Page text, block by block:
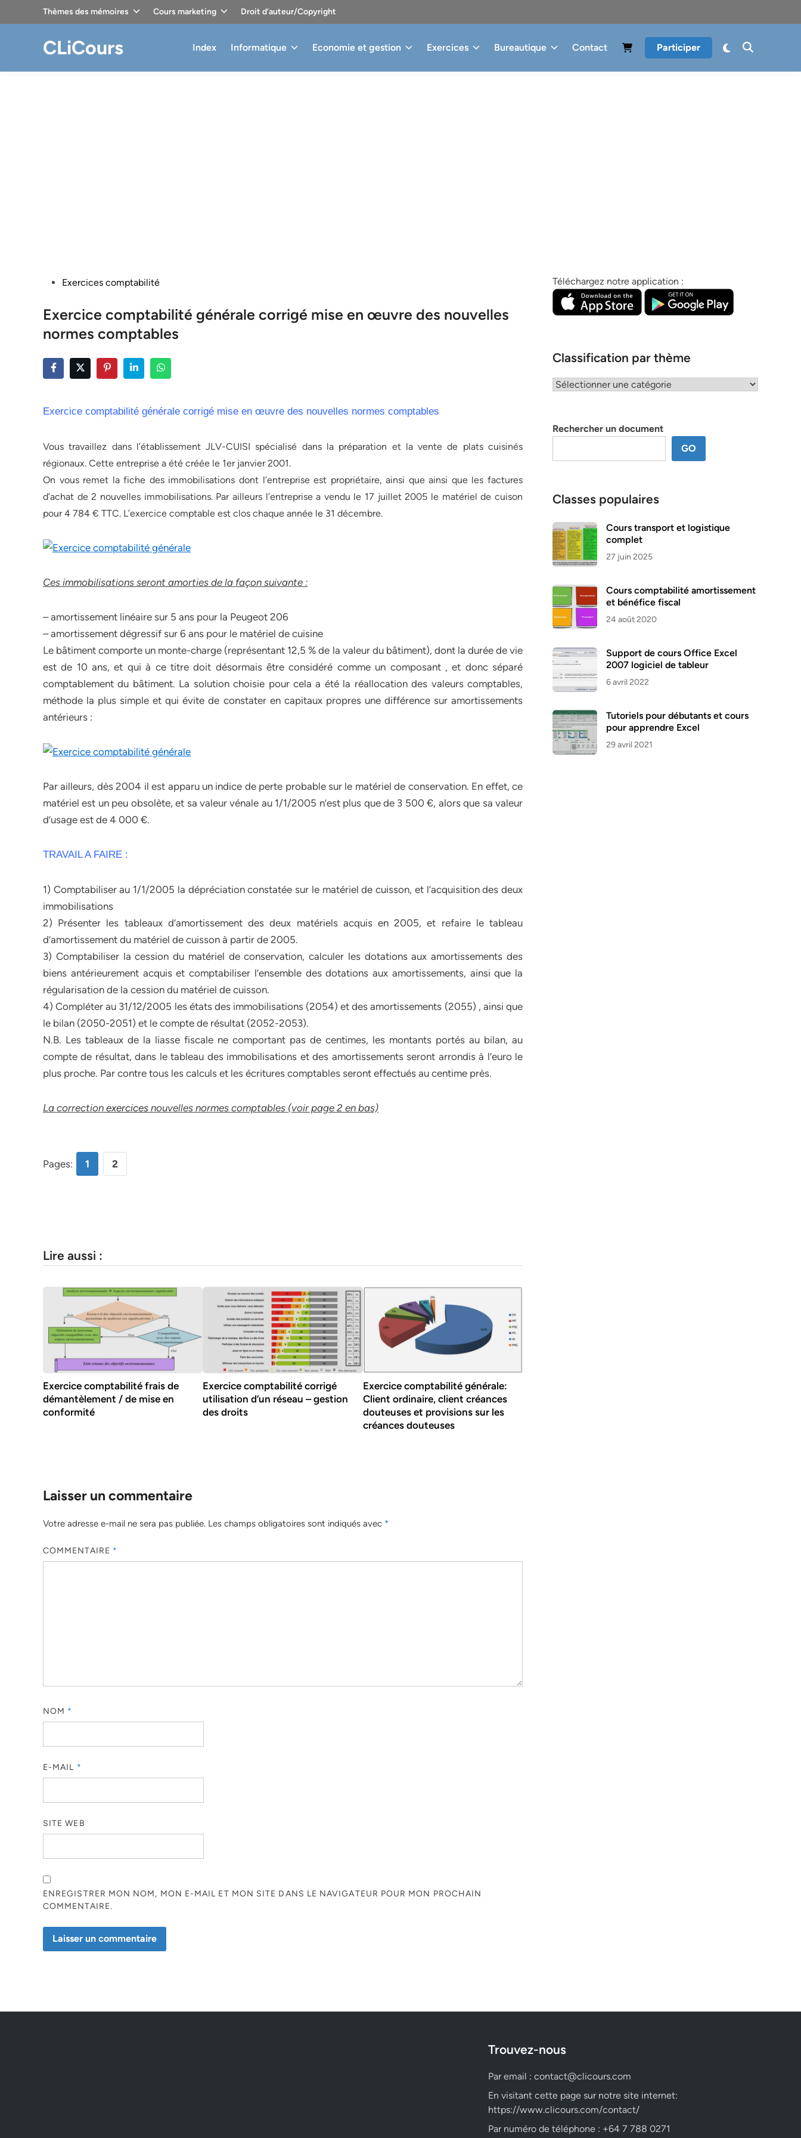
Thèmes des mémoires Cours marketing Droit d’auteur/Copyright
CLiCours Index Informatique Economie et gestion Exercices Bureautique Contact Participer
PostedExercices comptabilité
Exercice comptabilité générale corrigé mise en œuvre des nouvelles
normes comptables
Exercice comptabilité générale corrigé mise en œuvre des nouvelles normes comptables
Vous travaillez dans l’établissement JLV-CUISI spécialisé dans la préparation et la vente de plats cuisinés
régionaux. Cette entreprise a été créée le 1er janvier 2001.
On vous remet la fiche des immobilisations dont l’entreprise est propriétaire, ainsi que ainsi que les factures
d’achat de 2 nouvelles immobilisations. Par ailleurs l’entreprise a vendu le 17 juillet 2005 le matériel de cuison
pour 4 784 € TTC. L’exercice comptable est clos chaque année le 31 décembre.
Ces immobilisations seront amorties de la façon suivante :
– amortissement linéaire sur 5 ans pour la Peugeot 206
– amortissement dégressif sur 6 ans pour le matériel de cuisine
Le bâtiment comporte un monte-charge (représentant 12,5 % de la valeur du bâtiment), dont la durée de vie
est de 10 ans, et qui à ce titre doit désormais être considéré comme un composant , et donc séparé
comptablement du bâtiment. La solution choisie pour cela a été la réallocation des valeurs comptables,
méthode la plus simple et qui évite de constater en capitaux propres une différence sur amortissements
antérieurs :
Par ailleurs, dès 2004 il est apparu un indice de perte probable sur le matériel de conservation. En effet, ce
matériel est un peu obsolète, et sa valeur vénale au 1/1/2005 n’est plus que de 3 500 €, alors que sa valeur
d’usage est de 4 000 €.
TRAVAIL A FAIRE :
1) Comptabiliser au 1/1/2005 la dépréciation constatée sur le matériel de cuisson, et l’acquisition des deux
immobilisations
2) Présenter les tableaux d’amortissement des deux matériels acquis en 2005, et refaire le tableau
d’amortissement du matériel de cuisson à partir de 2005.
3) Comptabiliser la cession du matériel de conservation, calculer les dotations aux amortissements des
biens antérieurement acquis et comptabiliser l’ensemble des dotations aux amortissements, ainsi que la
régularisation de la cession du matériel de cuisson.
4) Compléter au 31/12/2005 les états des immobilisations (2054) et des amortissements (2055) , ainsi que
le bilan (2050-2051) et le compte de résultat (2052-2053).
N.B. Les tableaux de la liasse fiscale ne comportant pas de centimes, les montants portés au bilan, au
compte de résultat, dans le tableau des immobilisations et des amortissements seront arrondis à l’euro le
plus proche. Par contre tous les calculs et les écritures comptables seront effectués au centime près.
La correction exercices nouvelles normes comptables (voir page 2 en bas)
Pages: 1 2
Lire aussi :
Exercice comptabilité frais de
démantèlement / de mise en
conformité
Exercice comptabilité corrigé
utilisation d’un réseau – gestion
des droits
Exercice comptabilité générale:
Client ordinaire, client créances
douteuses et provisions sur les
créances douteuses
Laisser un commentaire
Votre adresse e-mail ne sera pas publiée. Les champs obligatoires sont indiqués avec *
COMMENTAIRE *
NOM *
E-MAIL *
SITE WEB
ENREGISTRER MON NOM, MON E-MAIL ET MON SITE DANS LE NAVIGATEUR POUR MON PROCHAIN
COMMENTAIRE.
Téléchargez notre application :
Classification par thème
Classification
Rechercher un document
GO
Classes populaires
Cours transport et logistique
complet
27 juin 2025
Cours comptabilité amortissement
et bénéfice fiscal
24 août 2020
Support de cours Office Excel
2007 logiciel de tableur
6 avril 2022
Tutoriels pour débutants et cours
pour apprendre Excel
29 avril 2021
Trouvez-nous
Par email : contact@clicours.com
En visitant cette page sur notre site internet:
https://www.clicours.com/contact/
Par numéro de téléphone : +64 7 788 0271